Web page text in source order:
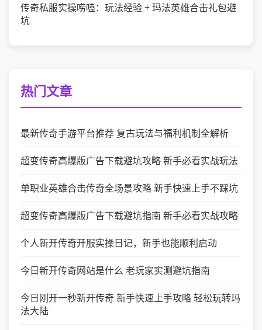
传奇私服实操唠嗑：玩法经验 + 玛法英雄合击礼包避
坑
热门文章
最新传奇手游平台推荐 复古玩法与福利机制全解析
超变传奇高爆版广告下载避坑攻略 新手必看实战玩法
单职业英雄合击传奇全场景攻略 新手快速上手不踩坑
超变传奇高爆版广告下载避坑指南 新手必看实战攻略
个人新开传奇开服实操日记，新手也能顺利启动
今日新开传奇网站是什么 老玩家实测避坑指南
今日刚开一秒新开传奇 新手快速上手攻略 轻松玩转玛
法大陆